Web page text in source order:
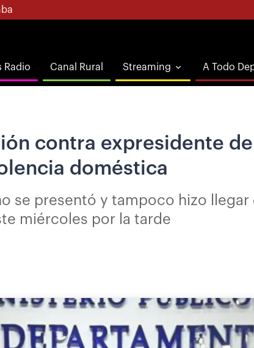
Radio Canal Rural Streaming A Todo
contra expresidente
doméstica
se presentó y tampoco hizo
miércoles por la tarde